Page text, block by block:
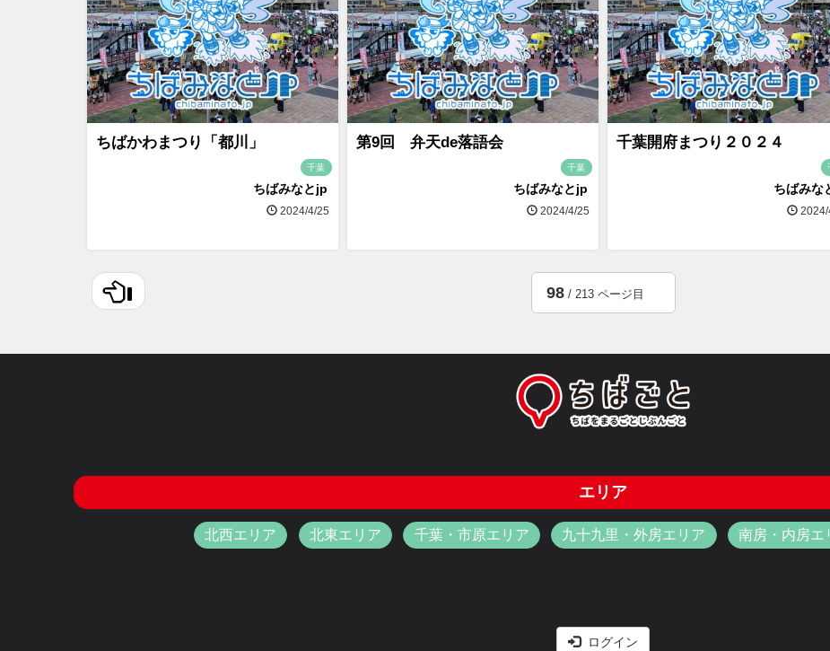
ちばかわまつり「都川」
千葉
ちばみなとjp
2024/4/25
第9回 弁天de落語会
千葉
ちばみなとjp
2024/4/25
千葉開府まつり２０２４
ちばみな
2024/
98/ 213 ページ目
エリア
北西エリア 北東エリア 千葉・市原エリア 九十九里・外房エリア 南房・内房エ
ログイン